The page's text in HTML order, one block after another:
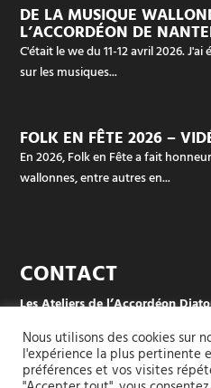
DE LA MUSIQUE
L’ACCORDÉON DE
C'était le we du 11-12 avril 2026.
sur les musiques...
FOLK EN FÊTE 2026 –
En 2026, Folk en Fête a fait
wallonnes, entre autres en...
CONTACT
Les Ateliers de l’Accordéon
Rue des écoles (dans le sud de
Pour les groupes et les stages :
Nous utilisons des cookies sur
l'expérience la plus pertinente
préférences et vos visites